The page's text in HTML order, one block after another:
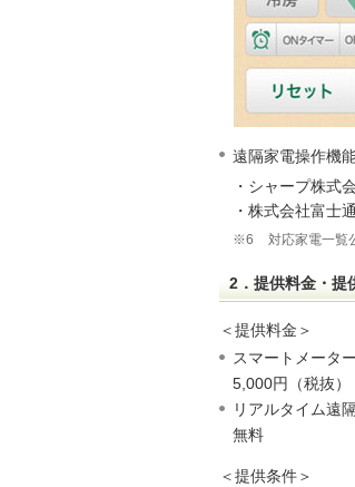
遠隔家電操作機
・シャープ株式
・株式会社富士
※6 対応家電一覧
2．提供料金・提
＜提供料金＞
スマートメータ
5,000円（税抜）
リアルタイム遠
無料
＜提供条件＞